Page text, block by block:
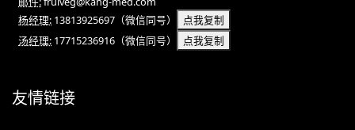
杨经理: 13813925697 （微信同号）
点我复制
汤经理: 17715236916 （微信同号） 点我复制
友情链接